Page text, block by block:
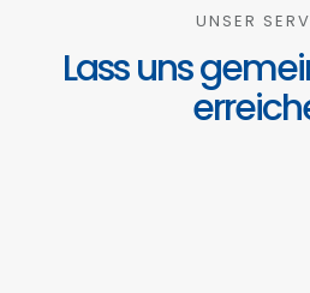
UNSER
Lass uns